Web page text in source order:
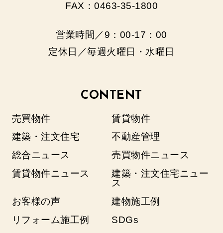
FAX：0463-35-1800
営業時間／9：00‐17：00
定休日／毎週火曜日・水曜日
CONTENT
売買物件
賃貸物件
建築・注文住宅
不動産管理
総合ニュース
売買物件ニュース
賃貸物件ニュース
建築・注文住宅ニュー
ス
お客様の声
建物施工例
リフォーム施工例
SDGs